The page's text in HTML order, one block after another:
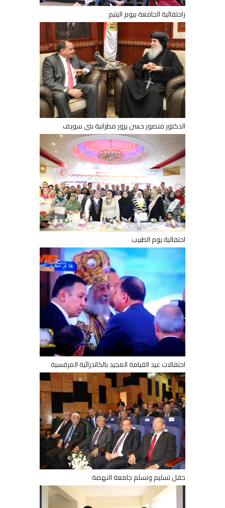
راحتفالية الجامعة بيوم اليتيم
الدكتور منصور حسن يزور مطرانية بنى سويف
احتفالية يوم الطبيب
احتفالات عيد القيامة المجيد بالكاتدرائية المرقسية
حفل تسليم وتسلم جامعة النهضة